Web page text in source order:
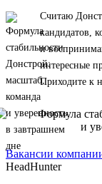
Считаю
кандидатов,
и
интересные
Приходите к
Вакансии
HeadHunter